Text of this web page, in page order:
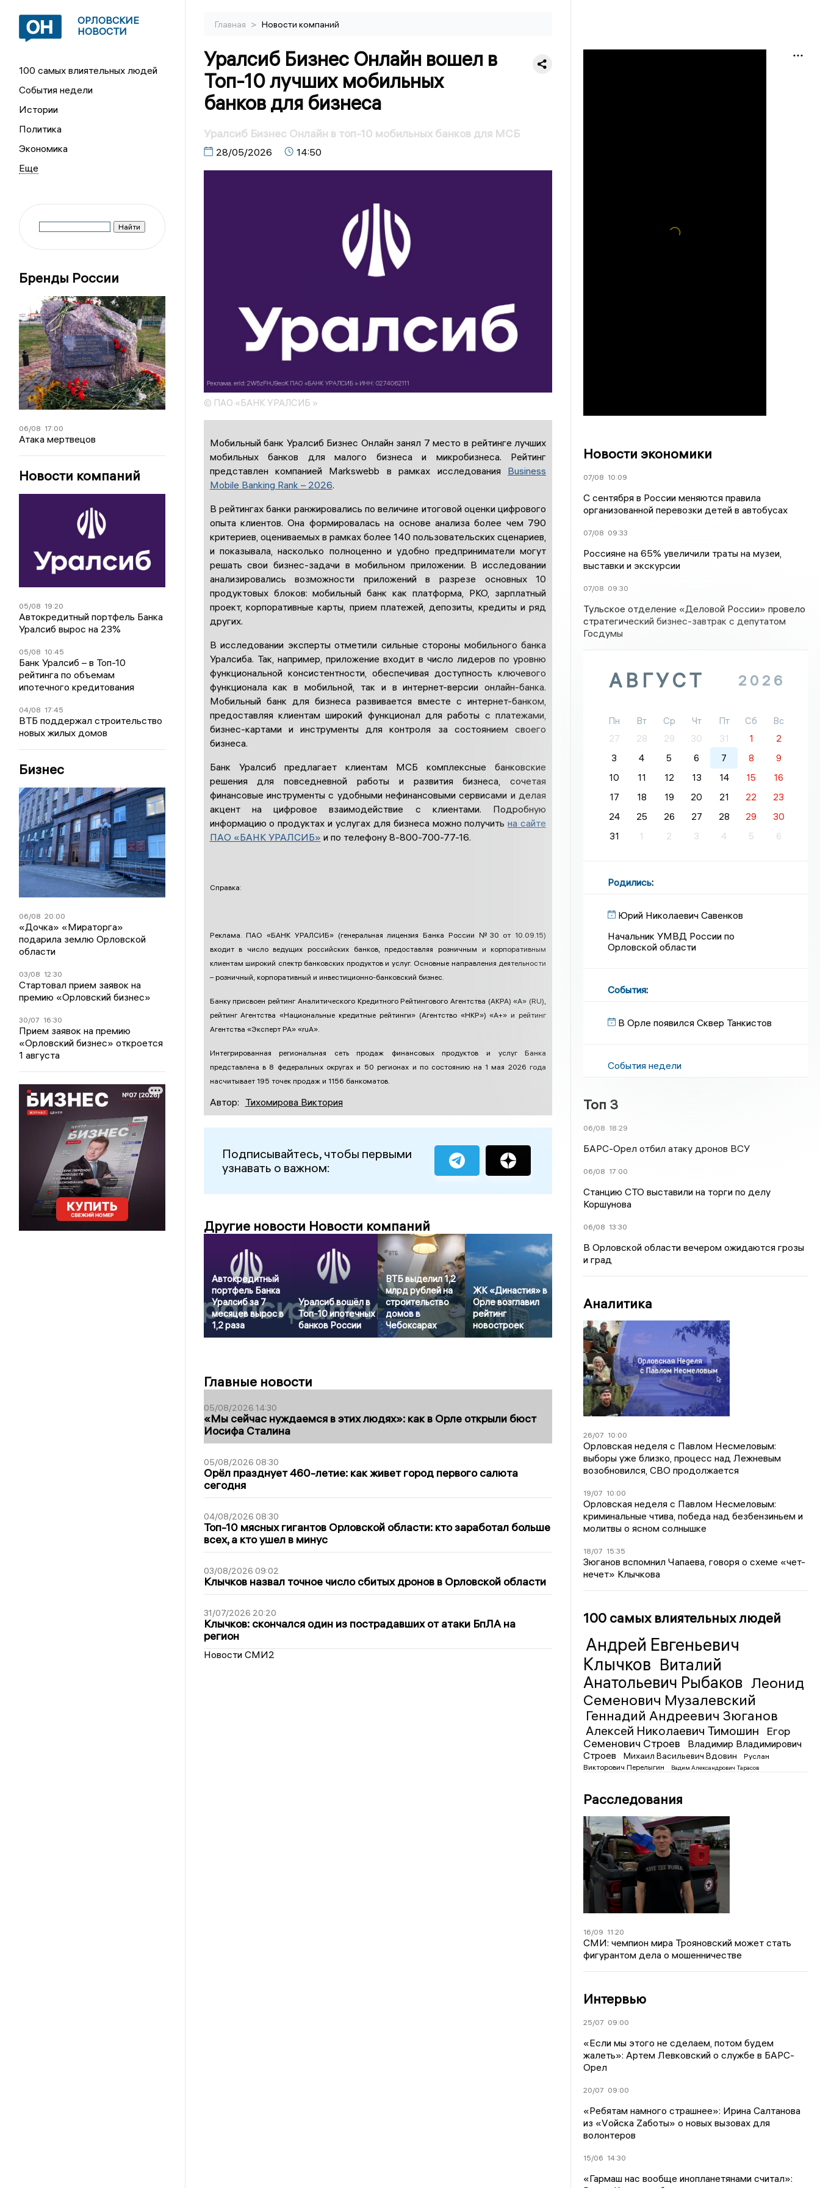
ОРЛОВСКИЕ
НОВОСТИ
100 самых влиятельных людей
События недели
Истории
Политика
Экономика
Бренды России
06/08 17:00
Атака мертвецов
Новости компаний
05/08 19:20
Автокредитный портфель Банка
Уралсиб вырос на 23%
05/08 10:45
Банк Уралсиб – в Топ-10
рейтинга по объемам
ипотечного кредитования
04/08 17:45
ВТБ поддержал строительство
новых жилых домов
Бизнес
06/08 20:00
«Дочка» «Мираторга»
подарила землю Орловской
области
03/08 12:30
Стартовал прием заявок на
премию «Орловский бизнес»
30/07 16:30
Прием заявок на премию
«Орловский бизнес» откроется
1 августа
Главная > Новости компаний
Уралсиб Бизнес Онлайн вошел в
Топ-10 лучших мобильных
банков для бизнеса
Уралсиб Бизнес Онлайн в топ-10 мобильных банков для МСБ
28/05/2026 14:50
© ПАО «БАНК УРАЛСИБ »
Мобильный банк Уралсиб Бизнес Онлайн занял 7 место в рейтинге лучших
мобильных банков для малого бизнеса и микробизнеса. Рейтинг
представлен компанией Markswebb в рамках исследования Business
Mobile Banking Rank – 2026.
В рейтингах банки ранжировались по величине итоговой оценки цифрового
опыта клиентов. Она формировалась на основе анализа более чем 790
критериев, оцениваемых в рамках более 140 пользовательских сценариев,
и показывала, насколько полноценно и удобно предприниматели могут
решать свои бизнес-задачи в мобильном приложении. В исследовании
анализировались возможности приложений в разрезе основных 10
продуктовых блоков: мобильный банк как платформа, РКО, зарплатный
проект, корпоративные карты, прием платежей, депозиты, кредиты и ряд
других.
В исследовании эксперты отметили сильные стороны мобильного банка
Уралсиба. Так, например, приложение входит в число лидеров по уровню
функциональной консистентности, обеспечивая доступность ключевого
функционала как в мобильной, так и в интернет-версии онлайн-банка.
Мобильный банк для бизнеса развивается вместе с интернет-банком,
предоставляя клиентам широкий функционал для работы с платежами,
бизнес-картами и инструменты для контроля за состоянием своего
бизнеса.
Банк Уралсиб предлагает клиентам МСБ комплексные банковские
решения для повседневной работы и развития бизнеса, сочетая
финансовые инструменты с удобными нефинансовыми сервисами и делая
акцент на цифровое взаимодействие с клиентами. Подробную
информацию о продуктах и услугах для бизнеса можно получитьна сайте
ПАО «БАНК УРАЛСИБ» и по телефону 8-800-700-77-16.
Справка:
Реклама. ПАО «БАНК УРАЛСИБ» (генеральная лицензия Банка России №30 от 10.09.15)
входит в число ведущих российских банков, предоставляя розничным и корпоративным
клиентам широкий спектр банковских продуктов и услуг. Основные направления деятельности
– розничный, корпоративный и инвестиционно-банковский бизнес.
Банку присвоен рейтинг Аналитического Кредитного Рейтингового Агентства (АКРА) «А» (RU),
рейтинг Агентства «Национальные кредитные рейтинги» (Агентство «НКР») «А+» и рейтинг
Агентства «Эксперт РА» «ruА».
Интегрированная региональная сеть продаж финансовых продуктов и услуг Банка
представлена в 8 федеральных округах и 50 регионах и по состоянию на 1 мая 2026 года
насчитывает 195 точек продаж и 1156 банкоматов.
Автор: Тихомирова Виктория
Подписывайтесь, чтобы первыми
узнавать о важном:
Другие новости Новости компаний
Автокредитный
портфель Банка
Уралсиб за 7
месяцев вырос в
1,2 раза
Уралсиб вошёл в
Топ-10 ипотечных
банков России
ВТБ выделил 1,2
млрд рублей на
строительство
домов в
Чебоксарах
ЖК «Династия» в
Орле возглавил
рейтинг
новостроек
Главные новости
05/08/2026 14:30
«Мы сейчас нуждаемся в этих людях»: как в Орле открыли бюст
Иосифа Сталина
05/08/2026 08:30
Орёл празднует 460-летие: как живет город первого салюта
сегодня
04/08/2026 08:30
Топ-10 мясных гигантов Орловской области: кто заработал больше
всех, а кто ушел в минус
03/08/2026 09:02
Клычков назвал точное число сбитых дронов в Орловской области
31/07/2026 20:20
Клычков: скончался один из пострадавших от атаки БпЛА на
регион
Новости СМИ2
Новости экономики
07/08 10:09
С сентября в России меняются правила
организованной перевозки детей в автобусах
07/08 09:33
Россияне на 65% увеличили траты на музеи,
выставки и экскурсии
07/08 09:30
Тульское отделение «Деловой России» провело
стратегический бизнес-завтрак с депутатом
Госдумы
АВГУСТ 2026
Пн Вт Ср Чт Пт Сб
Вс
27
28 29 30 31 1
2
3
4 5 6 7 8
9
10
11 12 13 14 15
16
17
18 19 20 21 22
23
24
25 26 27 28 29
30
31
1 2 3 4 5 6
Родились:
Юрий Николаевич Савенков
Начальник УМВД России по
Орловской области
События:
В Орле появился Сквер Танкистов
События недели
Топ 3
06/08 18:29
БАРС-Орел отбил атаку дронов ВСУ
06/08 17:00
Станцию СТО выставили на торги по делу
Коршунова
06/08 13:30
В Орловской области вечером ожидаются грозы
и град
Аналитика
26/07 10:00
Орловская неделя с Павлом Несмеловым:
выборы уже близко, процесс над Лежневым
возобновился, СВО продолжается
19/07 10:00
Орловская неделя с Павлом Несмеловым:
криминальные чтива, победа над безбензиньем и
молитвы о ясном солнышке
18/07 15:35
Зюганов вспомнил Чапаева, говоря о схеме «чет-
нечет» Клычкова
100 самых влиятельных людей
Андрей Евгеньевич
Клычков Виталий
Анатольевич Рыбаков Леонид
Семенович Музалевский
Геннадий Андреевич Зюганов
Алексей Николаевич Тимошин
Егор
Семенович Строев
Владимир Владимирович
Строев
Михаил Васильевич Вдовин
Руслан
Викторович Перелыгин
Вадим Александрович Тарасов
Расследования
16/09 11:20
СМИ: чемпион мира Трояновский может стать
фигурантом дела о мошенничестве
Интервью
25/07 09:00
«Если мы этого не сделаем, потом будем
жалеть»: Артем Левковский о службе в БАРС-
Орел
20/07 09:00
«Ребятам намного страшнее»: Ирина Салтанова
из «Vойска Zаботы» о новых вызовах для
волонтеров
15/06 14:30
«Гармаш нас вообще инопланетянами считал»: